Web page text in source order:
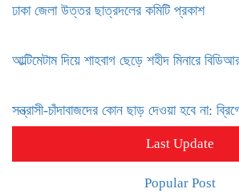
ঢাকা জেলা উত্তর ছাত্রদলের কমিটি প্রকাশ
আল্টিমেটাম দিয়ে শাহবাগ ছেড়ে শহীদ মিনারে
সন্ত্রাসী-চাঁদাবাজদের কোন ছাড় দেওয়া হবে না:
Last Update
Popular Post